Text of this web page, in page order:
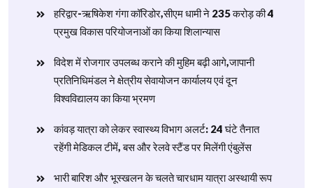
हरिद्वार-ऋषिकेश गंगा कॉरिडोर,सीएम धामी ने 235 करोड़ की 4
प्रमुख विकास परियोजनाओं का किया शिलान्यास
विदेश में रोजगार उपलब्ध कराने की मुहिम बढ़ी आगे,जापानी
प्रतिनिधिमंडल ने क्षेत्रीय सेवायोजन कार्यालय एवं दून
विश्वविद्यालय का किया भ्रमण
​कांवड़ यात्रा को लेकर स्वास्थ्य विभाग अलर्ट: 24 घंटे तैनात
रहेंगी मेडिकल टीमें, बस और रेलवे स्टैंड पर मिलेंगी एंबुलेंस
​भारी बारिश और भूस्खलन के चलते चारधाम यात्रा अस्थायी रूप